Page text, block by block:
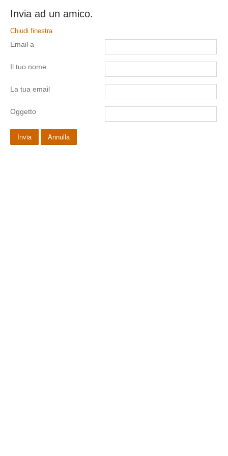
Invia ad un amico.
Chiudi finestra
Email a
Il tuo nome
La tua email
Oggetto
Invia Annulla